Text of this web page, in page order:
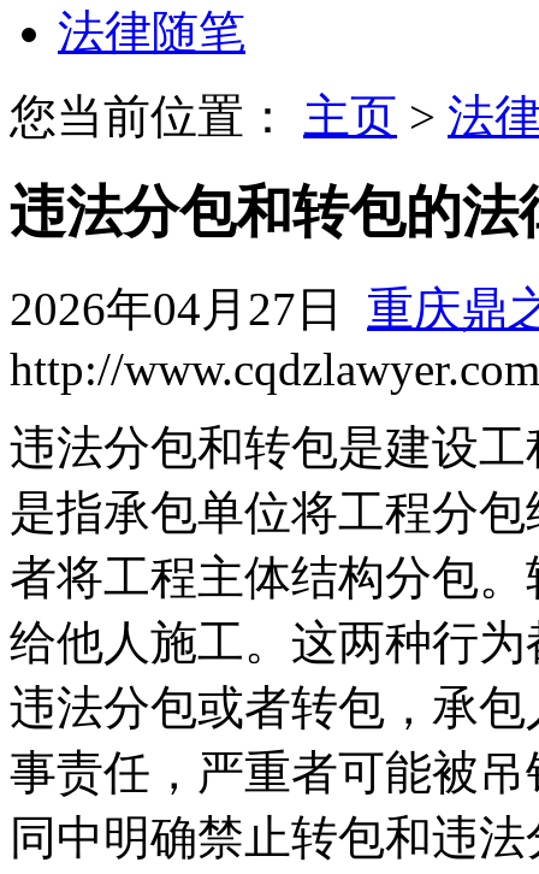
法律随笔
您当前位置： 主页 > 法
违法分包和转包的法
2026年04月27日 重庆鼎
http://www.cqdzlawyer.com
违法分包和转包是建设
是指承包单位将工程分
者将工程主体结构分包
给他人施工。这两种行
违法分包或者转包，承
事责任，严重者可能被
同中明确禁止转包和违